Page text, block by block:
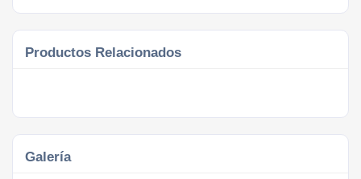
Productos Relacionados
Galería